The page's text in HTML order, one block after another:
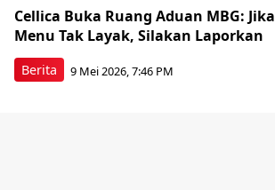
Berita
Cellica Buka Ruang Aduan MBG: Jika
Menu Tak Layak, Silakan Laporkan
9 Mei 2026, 7:46 PM